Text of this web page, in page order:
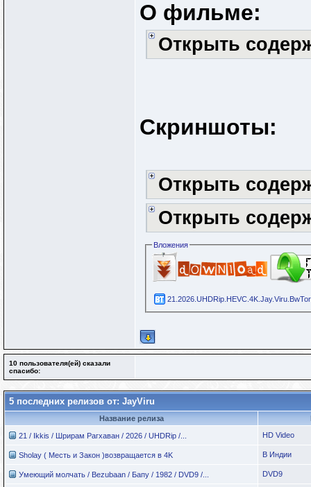
О фильме:
Открыть
Скриншоты:
Открыть
Открыть
Вложения
10 пользователя(ей) сказали
cпасибо:
5 последних релизов от: JayViru
Название релиза
21 / Ikkis / Шрирам Рагхаван / 2026 / UHDRip /... HD Video
Sholay ( Месть и Закон )возвращается в 4K В Индии
Умеющий молчать / Bezubaan / Бапу / 1982 / DVD9 /... DVD9